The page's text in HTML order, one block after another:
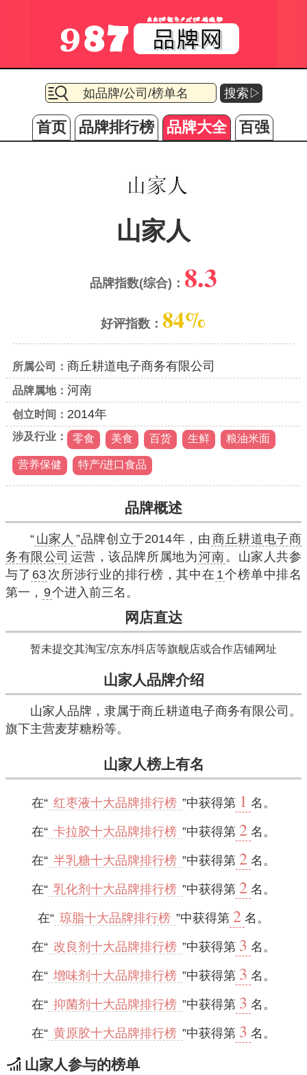
搜索▷
首页 品牌排行榜 品牌大全 百强
山家人
品牌指数(综合)： 8.3
好评指数： 84%
所属公司： 商丘耕道电子商务有限公司
品牌属地： 河南
创立时间： 2014年
涉及行业： 零食 美食 百货 生鲜 粮油米面
营养保健 特产/进口食品
品牌概述
“ 山家人 ”品牌创立于2014年，由 商丘耕道电子商
务有限公司 运营，该品牌所属地为河南。山家人共参
与了 63 次所涉行业的排行榜，其中在 1个榜单中排名
第一， 9个进入前三名。
网店直达
暂未提交其淘宝/京东/抖店等旗舰店或合作店铺网址
山家人品牌介绍
山家人品牌，隶属于商丘耕道电子商务有限公司。
旗下主营麦芽糖粉等。
山家人榜上有名
在“ 红枣液十大品牌排行榜 ”中获得第 1 名。
在“ 卡拉胶十大品牌排行榜 ”中获得第 2 名。
在“ 半乳糖十大品牌排行榜 ”中获得第 2 名。
在“ 乳化剂十大品牌排行榜 ”中获得第 2 名。
在“ 琼脂十大品牌排行榜 ”中获得第 2 名。
在“ 改良剂十大品牌排行榜 ”中获得第 3 名。
在“ 增味剂十大品牌排行榜 ”中获得第 3 名。
在“ 抑菌剂十大品牌排行榜 ”中获得第 3 名。
在“ 黄原胶十大品牌排行榜 ”中获得第 3 名。
山家人参与的榜单